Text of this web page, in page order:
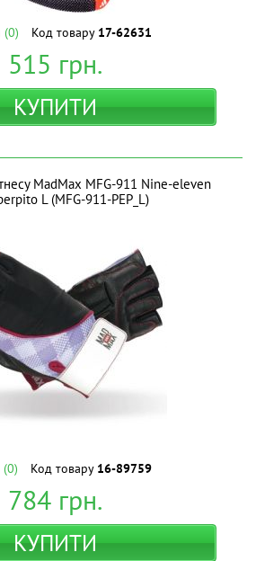
(0) Код товару 17-62631
515 грн.
КУПИТИ
MadMax MFG-911 Nine-eleven
L (MFG-911-PEP_L)
(0) Код товару 16-89759
784грн.
КУПИТИ